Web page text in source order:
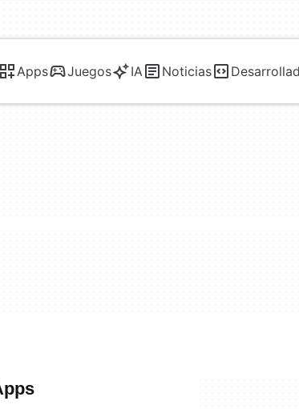
Apps Juegos IA Noticias